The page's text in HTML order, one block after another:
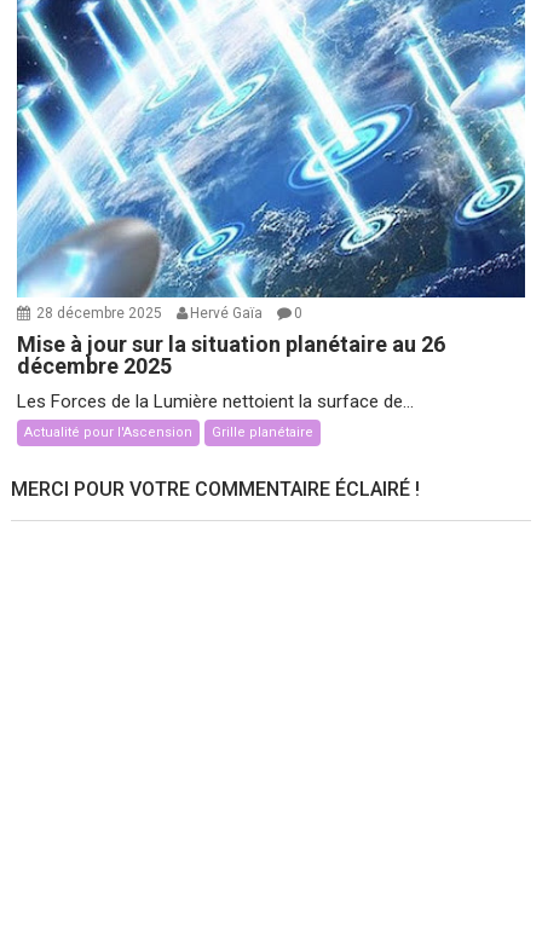
28 décembre 2025 Hervé Gaïa 0
Mise à jour sur la situation planétaire au 26
décembre 2025
Les Forces de la Lumière nettoient la surface de...
Actualité pour l'Ascension Grille planétaire
MERCI POUR VOTRE COMMENTAIRE ÉCLAIRÉ !